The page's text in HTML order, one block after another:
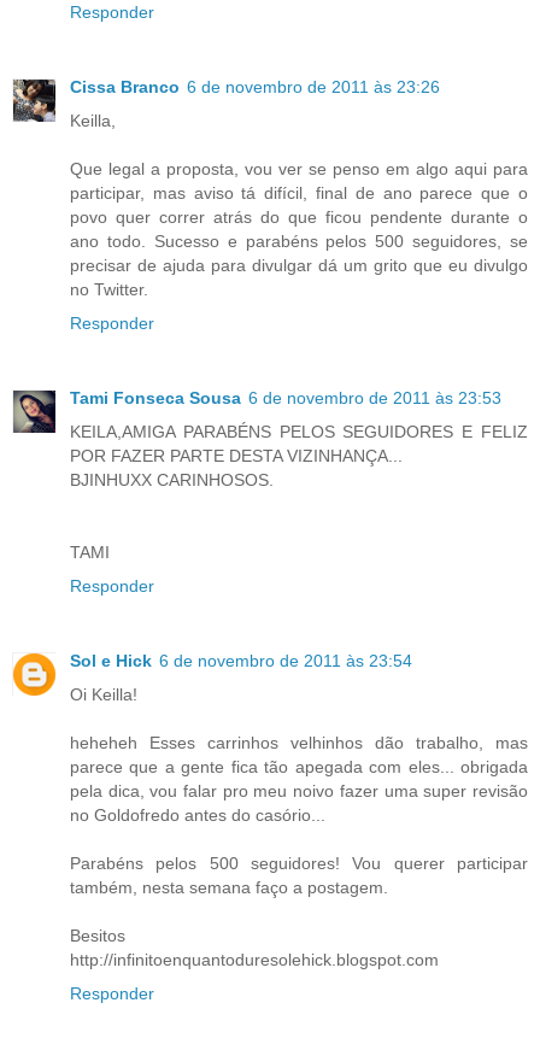
Responder
Cissa Branco 6 de novembro de 2011 às 23:26
Keilla,
Que legal a proposta, vou ver se penso em algo aqui para
participar, mas aviso tá difícil, final de ano parece que o
povo quer correr atrás do que ficou pendente durante o
ano todo. Sucesso e parabéns pelos 500 seguidores, se
precisar de ajuda para divulgar dá um grito que eu divulgo
no Twitter.
Responder
Tami Fonseca Sousa 6 de novembro de 2011 às 23:53
KEILA,AMIGA PARABÉNS PELOS SEGUIDORES E FELIZ
POR FAZER PARTE DESTA VIZINHANÇA...
BJINHUXX CARINHOSOS.
TAMI
Responder
Sol e Hick 6 de novembro de 2011 às 23:54
Oi Keilla!
heheheh Esses carrinhos velhinhos dão trabalho, mas
parece que a gente fica tão apegada com eles... obrigada
pela dica, vou falar pro meu noivo fazer uma super revisão
no Goldofredo antes do casório...
Parabéns pelos 500 seguidores! Vou querer participar
também, nesta semana faço a postagem.
Besitos
http://infinitoenquantoduresolehick.blogspot.com
Responder